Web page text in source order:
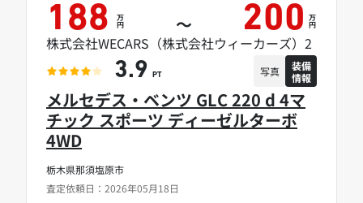
栃木県那須塩原市
査定依頼日：2026年05月18日
メルセデス・ベンツ GLC 220 d 4マ
チック スポーツ ディーゼルターボ
4WD
188 万
円 ～ 200 万
円
株式会社WECARS（株式会社ウィーカーズ）2
3.9 PT 写真
装備
情報